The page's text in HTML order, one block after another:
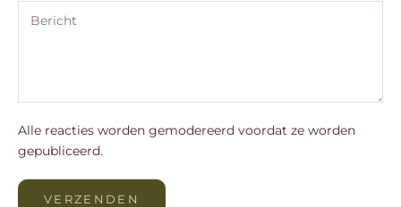
Alle reacties worden gemodereerd voordat ze worden
gepubliceerd.
VERZENDEN